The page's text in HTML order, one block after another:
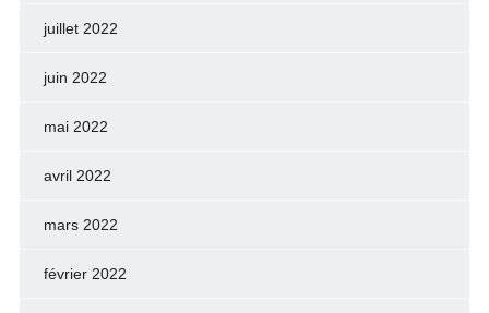
juillet 2022
juin 2022
mai 2022
avril 2022
mars 2022
février 2022